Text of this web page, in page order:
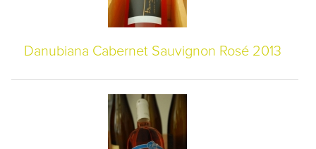
Danubiana Cabernet Sauvignon Rosé 2013